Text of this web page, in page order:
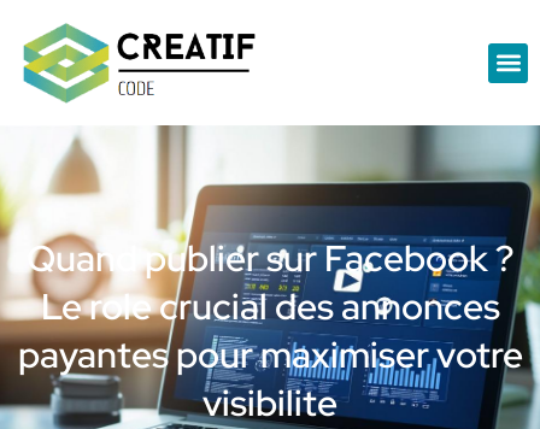
Quand publier sur Facebook ?
Le role crucial des annonces
payantes pour maximiser votre
visibilite